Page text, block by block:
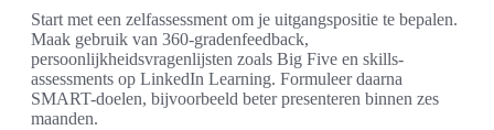
Start met een zelfassessment om je uitgangspositie te bepalen.
Maak gebruik van 360-gradenfeedback,
persoonlijkheidsvragenlijsten zoals Big Five en skills-
assessments op LinkedIn Learning. Formuleer daarna
SMART-doelen, bijvoorbeeld beter presenteren binnen zes
maanden.